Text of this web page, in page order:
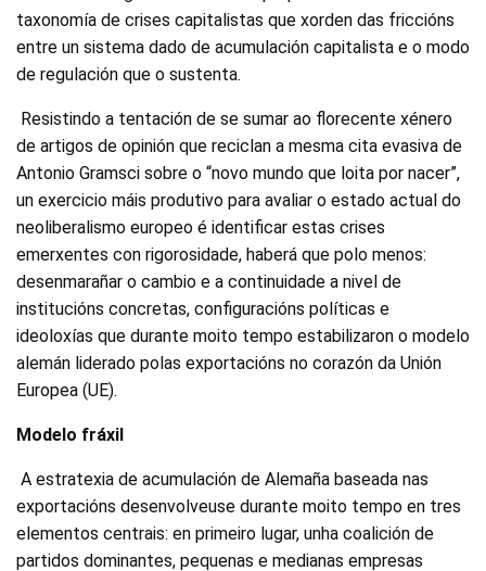
taxonomía de crises capitalistas que xorden das friccións
entre un sistema dado de acumulación capitalista e o modo
de regulación que o sustenta.
Resistindo a tentación de se sumar ao florecente xénero
de artigos de opinión que reciclan a mesma cita evasiva de
Antonio Gramsci sobre o “novo mundo que loita por nacer”,
un exercicio máis produtivo para avaliar o estado actual do
neoliberalismo europeo é identificar estas crises
emerxentes con rigorosidade, haberá que polo menos:
desenmarañar o cambio e a continuidade a nivel de
institucións concretas, configuracións políticas e
ideoloxías que durante moito tempo estabilizaron o modelo
alemán liderado polas exportacións no corazón da Unión
Europea (UE).
Modelo fráxil
A estratexia de acumulación de Alemaña baseada nas
exportacións desenvolveuse durante moito tempo en tres
elementos centrais: en primeiro lugar, unha coalición de
partidos dominantes, pequenas e medianas empresas